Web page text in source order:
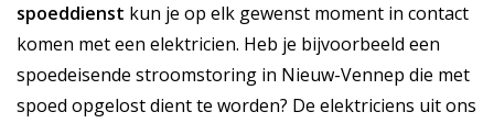
spoeddienst kun je op elk gewenst moment in contact
komen met een elektricien. Heb je bijvoorbeeld een
spoedeisende stroomstoring in Nieuw-Vennep die met
spoed opgelost dient te worden? De elektriciens uit ons